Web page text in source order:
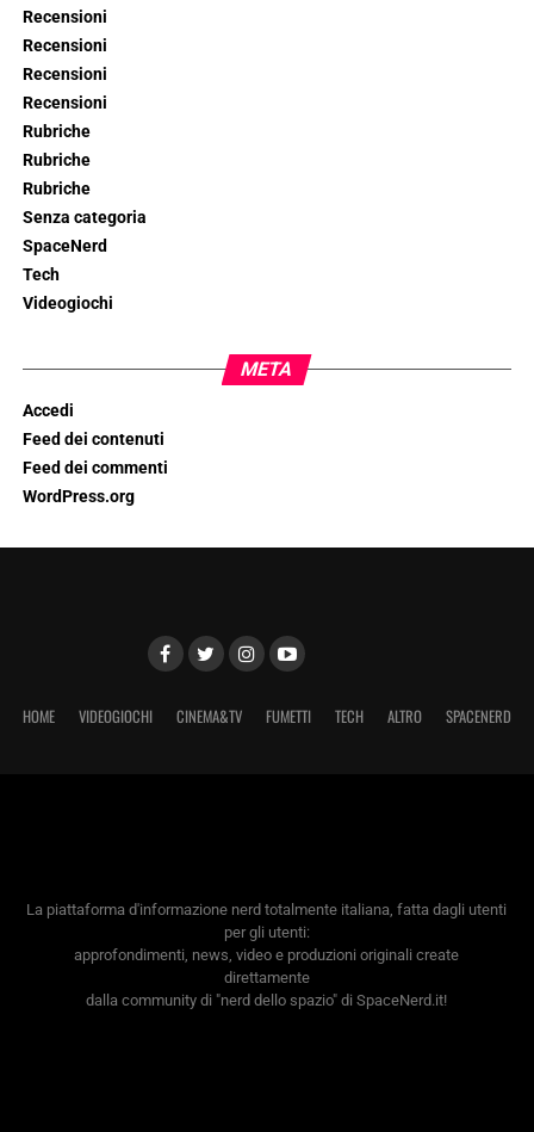
Recensioni
Recensioni
Recensioni
Recensioni
Rubriche
Rubriche
Rubriche
Senza categoria
SpaceNerd
Tech
Videogiochi
META
Accedi
Feed dei contenuti
Feed dei commenti
WordPress.org
HOME VIDEOGIOCHI CINEMA&TV FUMETTI TECH ALTRO SPACENERD
La piattaforma d'informazione nerd totalmente italiana, fatta dagli utenti
per gli utenti:
approfondimenti, news, video e produzioni originali create
direttamente
dalla community di "nerd dello spazio" di SpaceNerd.it!